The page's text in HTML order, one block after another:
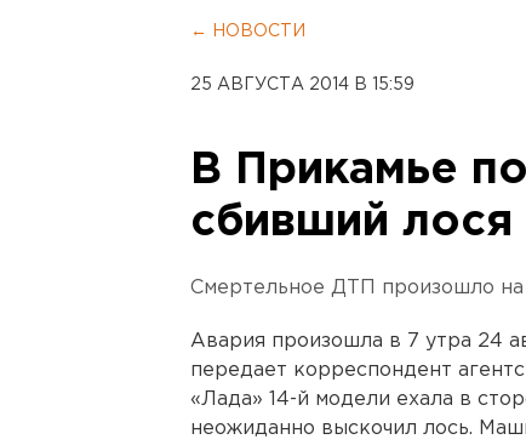
← НОВОСТИ
25 АВГУСТА 2014 В 15:59
В Прикамье
сбивший лося
Смертельное ДТП произошло на
Авария произошла в 7 утра 24
передает корреспондент
«Лада» 14-й модели ехала в
неожиданно выскочил лось.